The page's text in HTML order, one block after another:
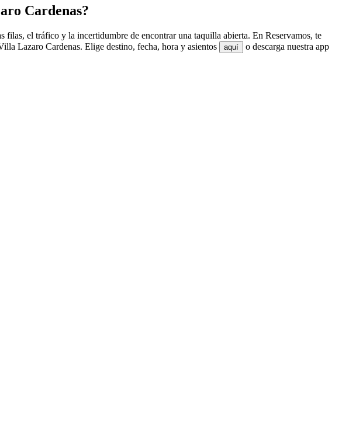
Cardenas?
el tráfico y la incertidumbre de encontrar una taquilla abierta. En Reservamos, te
Lazaro Cardenas. Elige destino, fecha, hora y asientos
aquí
o descarga nuestra app